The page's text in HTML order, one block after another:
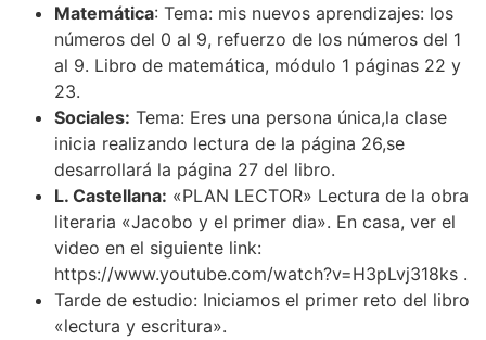
Matemática: Tema: mis nuevos aprendizajes: los
números del 0 al 9, refuerzo de los números del 1
al 9. Libro de matemática, módulo 1 páginas 22 y
23.
Sociales: Tema: Eres una persona única,la clase
inicia realizando lectura de la página 26,se
desarrollará la página 27 del libro.
L. Castellana: «PLAN LECTOR» Lectura de la obra
literaria «Jacobo y el primer dia». En casa, ver el
video en el siguiente link:
https://www.youtube.com/watch?v=H3pLvj318ks .
Tarde de estudio: Iniciamos el primer reto del libro
«lectura y escritura».